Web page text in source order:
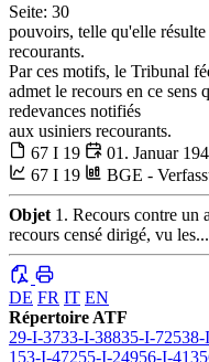
Seite: 30
pouvoirs, telle qu'elle
recourants.
Par ces motifs, le Tribunal
admet le recours en ce sens
redevances notifiés
aux usiniers recourants.
67 I 19
01. Januar
67 I 19
BGE -
Objet 1. Recours contre un
recours censé dirigé, vu les...
DE FR IT EN
Répertoire ATF
29-I-3733-I-38835-I-72538-
1 53-I-47255-I-24956-I-413